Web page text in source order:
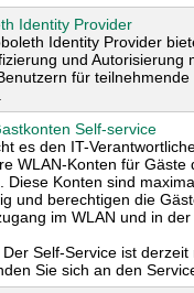
Identity Provider
Identity Provider
und Autorisierung
für teilnehmende
Self-service
es den IT-
WLAN-Konten für Gäste
Diese Konten sind
und berechtigen die
im WLAN und in der
Der Self-Service ist derzeit
Sie sich an den